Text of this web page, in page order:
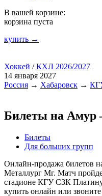
В вашей корзине:
корзина пуста
купить →
Хоккей /КХЛ 2026/2027
14 января 2027
Россия → Хабаровск →
Билеты на
Билеты
Для больших групп
Онлайн-продажа билетов
Металлург Мг. Матч
стадионе КГУ СЗК
купить онлайн или